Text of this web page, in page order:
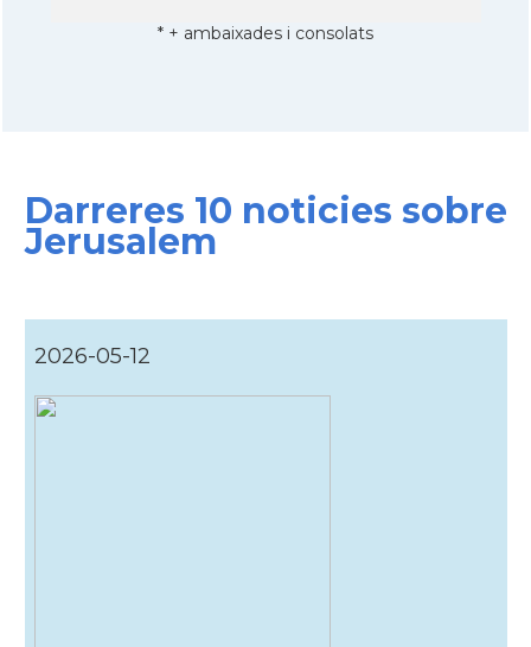
* + ambaixades i consolats
Darreres 10 noticies sobre
Jerusalem
2026-05-12